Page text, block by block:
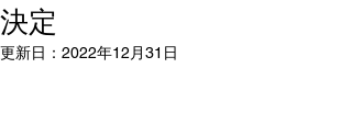
決定
更新日： 2022年12月31日